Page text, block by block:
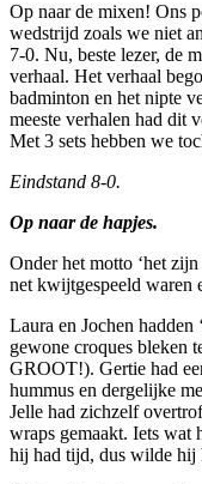
Op naar de mixen! Ons
wedstrijd zoals we niet
7-0. Nu, beste lezer, de
verhaal. Het verhaal
badminton en het nipte
meeste verhalen had dit
Met 3 sets hebben we
Eindstand 8-0.
Op naar de hapjes.
Onder het motto ‘het
net kwijtgespeeld waren
Laura en Jochen
gewone croques bleken
GROOT!). Gertie had
hummus en dergelijke
Jelle had zichzelf
wraps gemaakt. Iets wat
hij had tijd, dus wilde hij